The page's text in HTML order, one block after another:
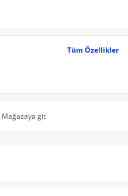
Tüm Özellikler
Mağazaya git